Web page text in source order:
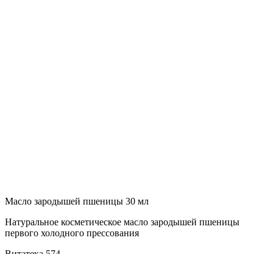
Масло зародышей пшеницы 30 мл
Натуральное косметическое масло зародышей пшеницы
первого холодного прессования